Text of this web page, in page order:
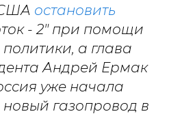
США остановить
- 2" при помощи
а глава
Андрей Ермак
уже начала
новый газопровод в